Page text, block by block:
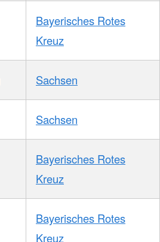
Bayerisches Rotes
Kreuz
Sachsen
Sachsen
Bayerisches Rotes
Kreuz
Bayerisches Rotes
Kreuz